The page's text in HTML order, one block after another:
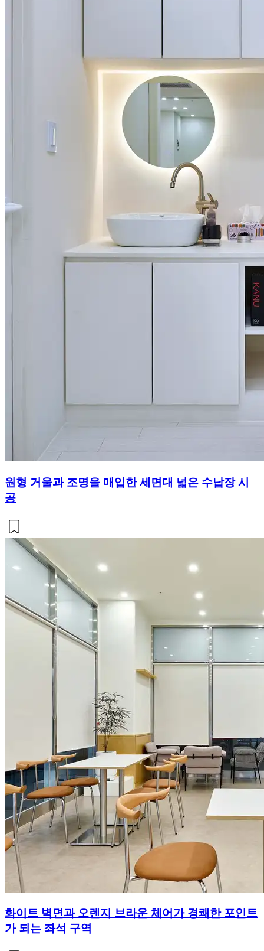
원형 거울과 조명을 매입한 세면대 넓은 수납장 시
공
화이트 벽면과 오렌지 브라운 체어가 경쾌한 포인트
가 되는 좌석 구역